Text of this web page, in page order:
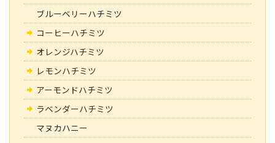
ブルーベリーハチミツ
コーヒーハチミツ
オレンジハチミツ
レモンハチミツ
アーモンドハチミツ
ラベンダーハチミツ
マヌカハニー